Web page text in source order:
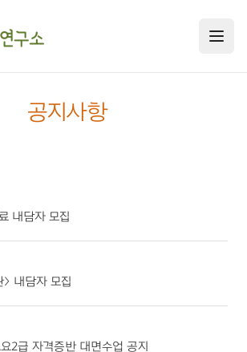
그램
육과정
공지사항
내담자 모집
> 내담자 모집
2급 자격증반 대면수업 공지